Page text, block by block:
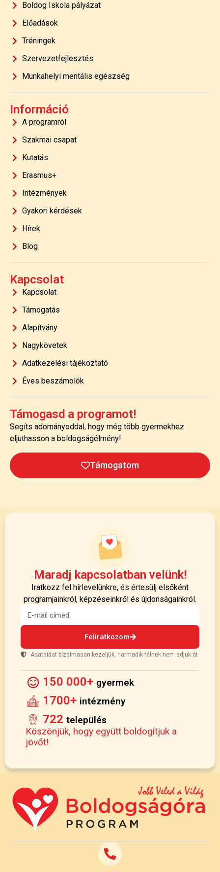
Boldog Iskola pályázat
Előadások
Tréningek
Szervezetfejlesztés
Munkahelyi mentális egészség
Információ
A programról
Szakmai csapat
Kutatás
Erasmus+
Intézmények
Gyakori kérdések
Hírek
Blog
Kapcsolat
Kapcsolat
Támogatás
Alapítvány
Nagykövetek
Adatkezelési tájékoztató
Éves beszámolók
Támogasd a programot!
Segíts adományoddal, hogy még több gyermekhez
eljuthasson a boldogságélmény!
Támogatom
Maradj kapcsolatban velünk!
Iratkozz fel hírlevelünkre, és értesülj elsőként
programjainkról, képzéseinkről és újdonságainkról.
Feliratkozom
Adataidat bizalmasan kezeljük, harmadik félnek nem adjuk át
150 000+ gyermek
1700+ intézmény
722 település
Köszönjük, hogy együtt boldogítjuk a
jövőt!